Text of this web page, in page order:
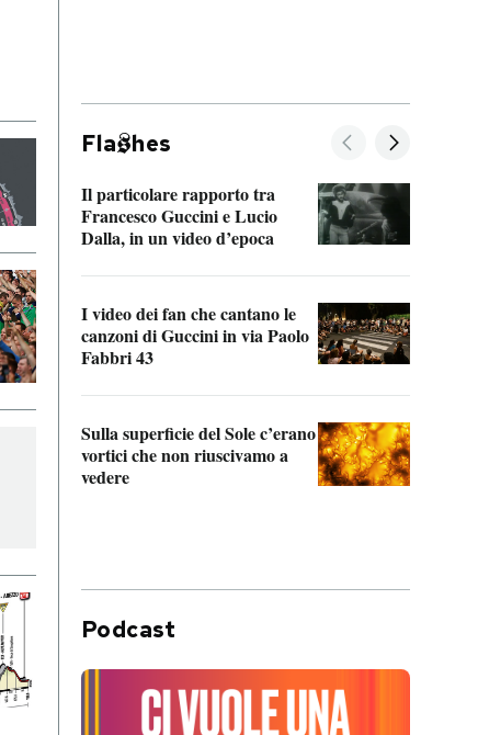
Fla hes
Il particolare rapporto tra
Francesco Guccini e Lucio
Dalla, in un video d’epoca
I video dei fan che cantano le
canzoni di Guccini in via Paolo
Fabbri 43
Sulla superficie del Sole c’erano
vortici che non riuscivamo a
vedere
Podcast